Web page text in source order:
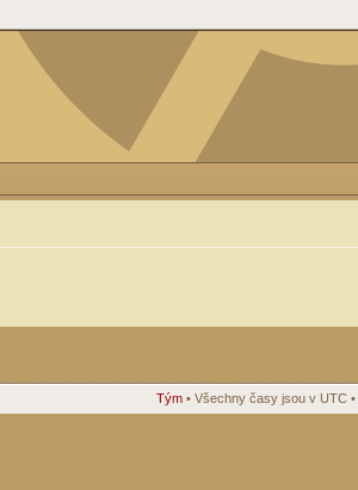
Tým • Všechny časy jsou v UTC •